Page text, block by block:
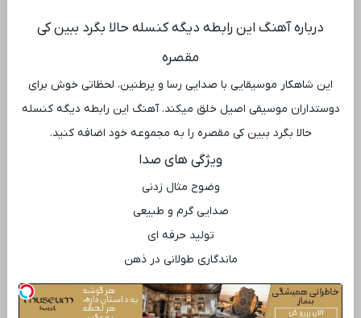
درباره آهنگ این رابطه دیگه کنسله حالا بگرد ببین کی
مقصره
این شاهکار موسیقایی با صدایی رسا و پرطنین، لحظاتی خوش برای
دوستداران موسیقی اصیل خلق میکند. آهنگ این رابطه دیگه کنسله
حالا بگرد ببین کی مقصره را به مجموعه خود اضافه کنید.
ویژگی ‌های صدا
وضوح مثال ‌زدنی
صدایی گرم و طبیعی
تولید حرفه ‌ای
ماندگاری طولانی در ذهن